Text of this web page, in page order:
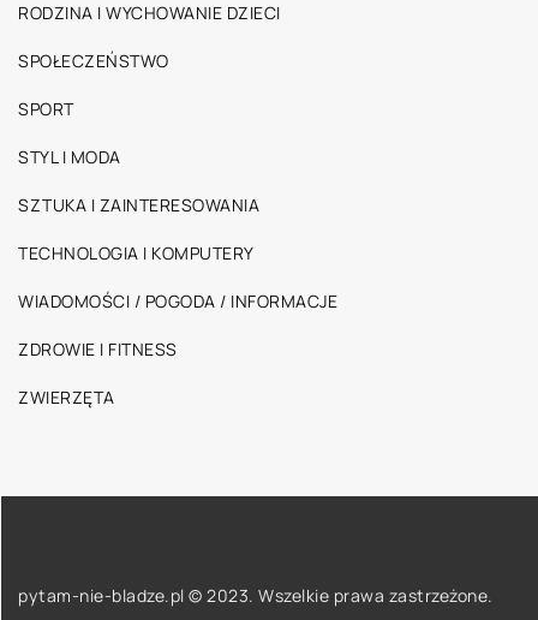
RODZINA I WYCHOWANIE DZIECI
SPOŁECZEŃSTWO
SPORT
STYL I MODA
SZTUKA I ZAINTERESOWANIA
TECHNOLOGIA I KOMPUTERY
WIADOMOŚCI / POGODA / INFORMACJE
ZDROWIE I FITNESS
ZWIERZĘTA
pytam-nie-bladze.pl © 2023. Wszelkie prawa zastrzeżone.